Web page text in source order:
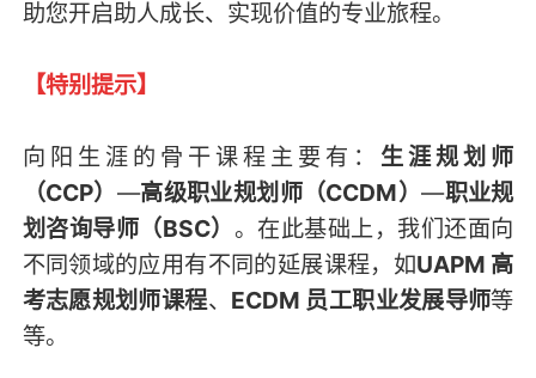
助您开启助人成长、实现价值的专业旅程。
【特别提示】
向阳生涯的骨干课程主要有： 生涯规划师
（CCP） —高级职业规划师（CCDM）—职业规
划咨询导师（BSC） 。在此基础上，我们还面向
不同领域的应用有不同的延展课程，如UAPM 高
考志愿规划师课程、 ECDM 员工职业发展导师等
等。